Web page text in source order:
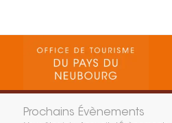
Prochains Évènements